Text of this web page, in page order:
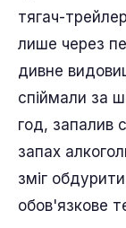
тягач-
лише через
дивне
спіймали за
год, запалив
запах
зміг
обов'язкове